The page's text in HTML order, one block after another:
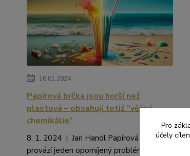
16.01.2024
Papírová brčka jsou horší než
plastová – obsahují totiž “věčné
chemikálie”
8. 1. 2024 | Jan Handl Papírová brčka
provází jeden opomíjený problém. Kromě
Pro
účely